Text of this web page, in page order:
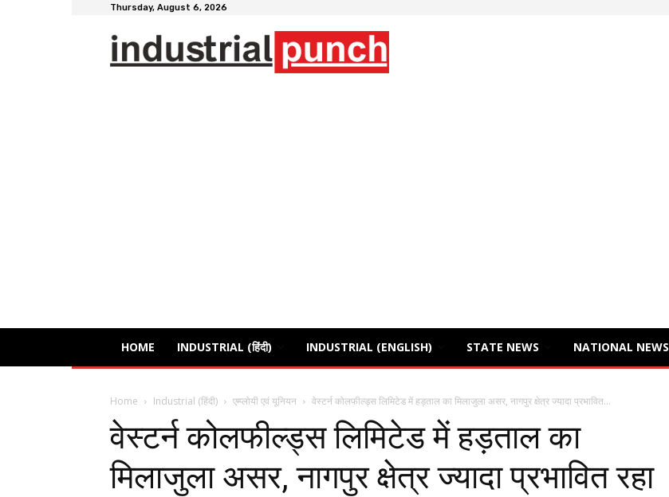
Thursday, August 6, 2026
HOME INDUSTRIAL (हिंदी) INDUSTRIAL (ENGLISH) STATE NEWS NATIONAL NEWS
Home Industrial (हिंदी) एम्प्लोयी एवं यूनियन वेस्टर्न कोलफील्ड्स लिमिटेड में हड़ताल का मिलाजुला असर, नागपुर क्षेत्र ज्यादा प्रभावित...
वेस्टर्न कोलफील्ड्स लिमिटेड में हड़ताल का
मिलाजुला असर, नागपुर क्षेत्र ज्यादा प्रभावित रहा